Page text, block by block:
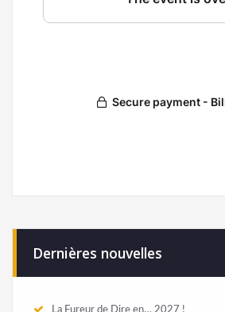
Dernières nouvelles
La Fureur de Dire en… 2027 !